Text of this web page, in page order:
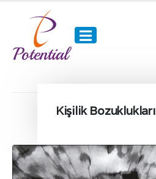
Kişilik Bozuklukları